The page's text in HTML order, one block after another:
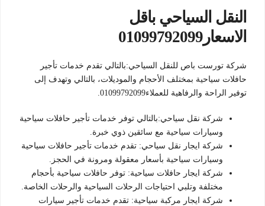
النقل السياحي باقل
الاسعار01099792099
شركة تورست باص للنقل السياحي:بالتالي تقدم خدمات تأجير
حافلات سياحية بمختلف الأحجام والموديلات، بالتالي وتهدف إلى
توفير الراحة والرفاهية للعملاء01099792099.
شركة نقل سياحي:بالتالي توفر خدمات تأجير حافلات سياحية
وسيارات سياحية مع سائقين ذوي خبرة.
شركة ايجار نقل سياحي: تقدم خدمات تأجير حافلات سياحية
وسيارات سياحية بأسعار معقولة ومرونة في الحجز.
شركة ايجار حافلات سياحية: توفر حافلات سياحية بأحجام
مختلفة وتلبي احتياجات الرحلات السياحية والرحلات الخاصة.
شركة ايجار مركبة سياحية: تقدم خدمات تأجير سيارات